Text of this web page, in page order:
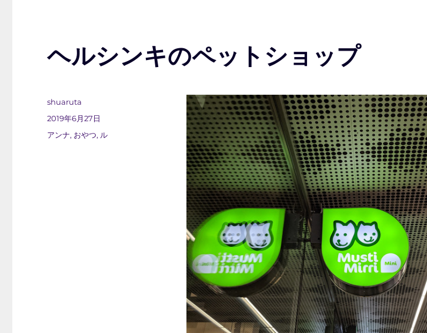
ヘルシンキのペットショップ
投
稿
shuaruta
投
2019年6月27日
カ
アンナ, おやつ, ル